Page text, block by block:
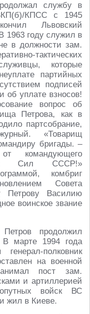
службу в
КПСС с 1945
Львовский
1963 году служил в
в должности зам.
тактических
которые
партийных
подписей
об уплате взносов!
вопрос об
Петрова, как в
партсобрание,
«Товарищ
бригады. –
командующего
Сил СССР!»
комбриг
Совета
Петрову Василию
воинское звание
продолжил
марте 1994 года
полковник
на военной
пост зам.
и артиллерией
войск ВС
жил в Киеве.